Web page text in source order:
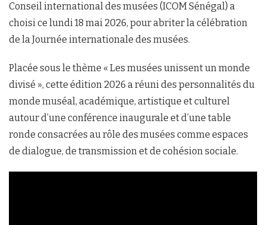
Conseil international des musées (ICOM Sénégal) a
choisi ce lundi 18 mai 2026, pour abriter la célébration
de la Journée internationale des musées.
Placée sous le thème « Les musées unissent un monde
divisé », cette édition 2026 a réuni des personnalités du
monde muséal, académique, artistique et culturel
autour d’une conférence inaugurale et d’une table
ronde consacrées au rôle des musées comme espaces
de dialogue, de transmission et de cohésion sociale.